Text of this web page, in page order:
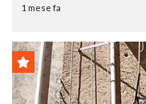
1 mese fa